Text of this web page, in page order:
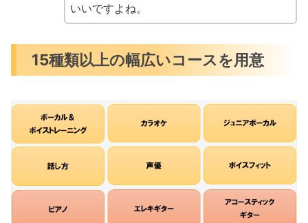
いいですよね。
15種類以上の幅広いコースを用意